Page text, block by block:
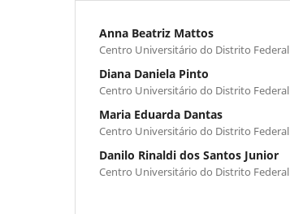
Anna Beatriz Mattos
Centro Universitário do Distrito Federal
Diana Daniela Pinto
Centro Universitário do Distrito Federal
Maria Eduarda Dantas
Centro Universitário do Distrito Federal
Danilo Rinaldi dos Santos Junior
Centro Universitário do Distrito Federal